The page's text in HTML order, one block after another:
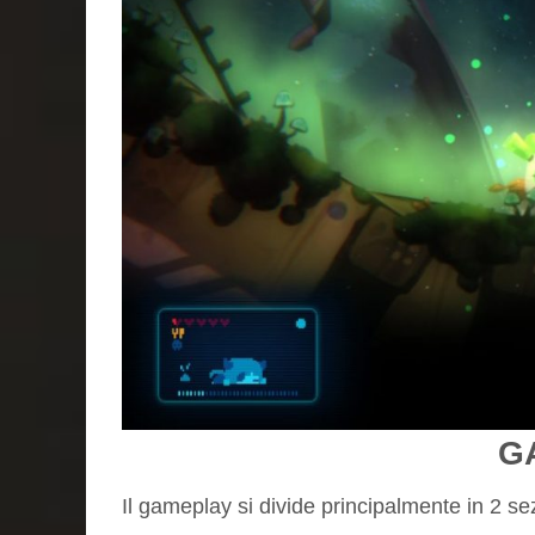
Il gameplay si divide principalmente in 2